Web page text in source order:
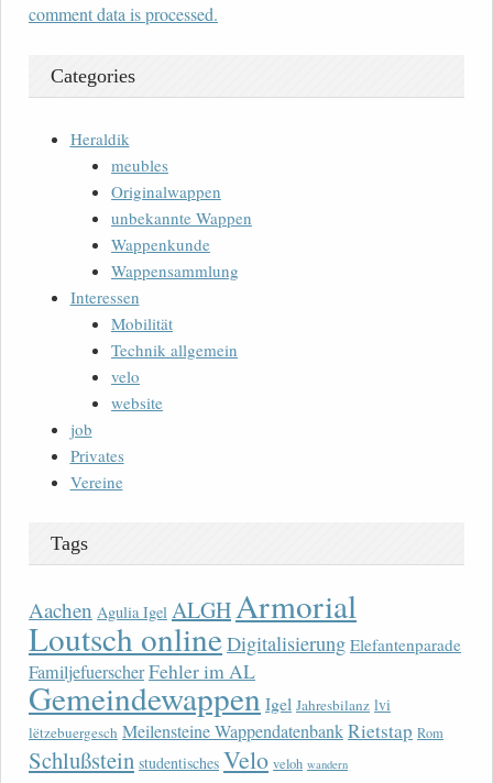
comment data is processed.
Categories
Heraldik
meubles
Originalwappen
unbekannte Wappen
Wappenkunde
Wappensammlung
Interessen
Mobilität
Technik allgemein
velo
website
job
Privates
Vereine
Tags
Aachen Agulia Igel ALGH Armorial
Loutsch onlineDigitalisierung Elefantenparade
FamiljefuerscherFehler im AL
Gemeindewappen Igel Jahresbilanz lvi
lëtzebuergesch Meilensteine WappendatenbankRietstap Rom
Schlußstein studentisches Velo veloh wandern